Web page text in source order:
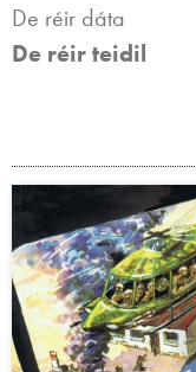
De réir dáta
De réir teidil